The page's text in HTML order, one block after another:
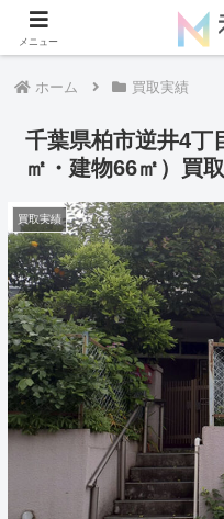
ホーム 買取実績
千葉県柏市逆井4丁
㎡・建物66㎡）買
買取実績
メニュー